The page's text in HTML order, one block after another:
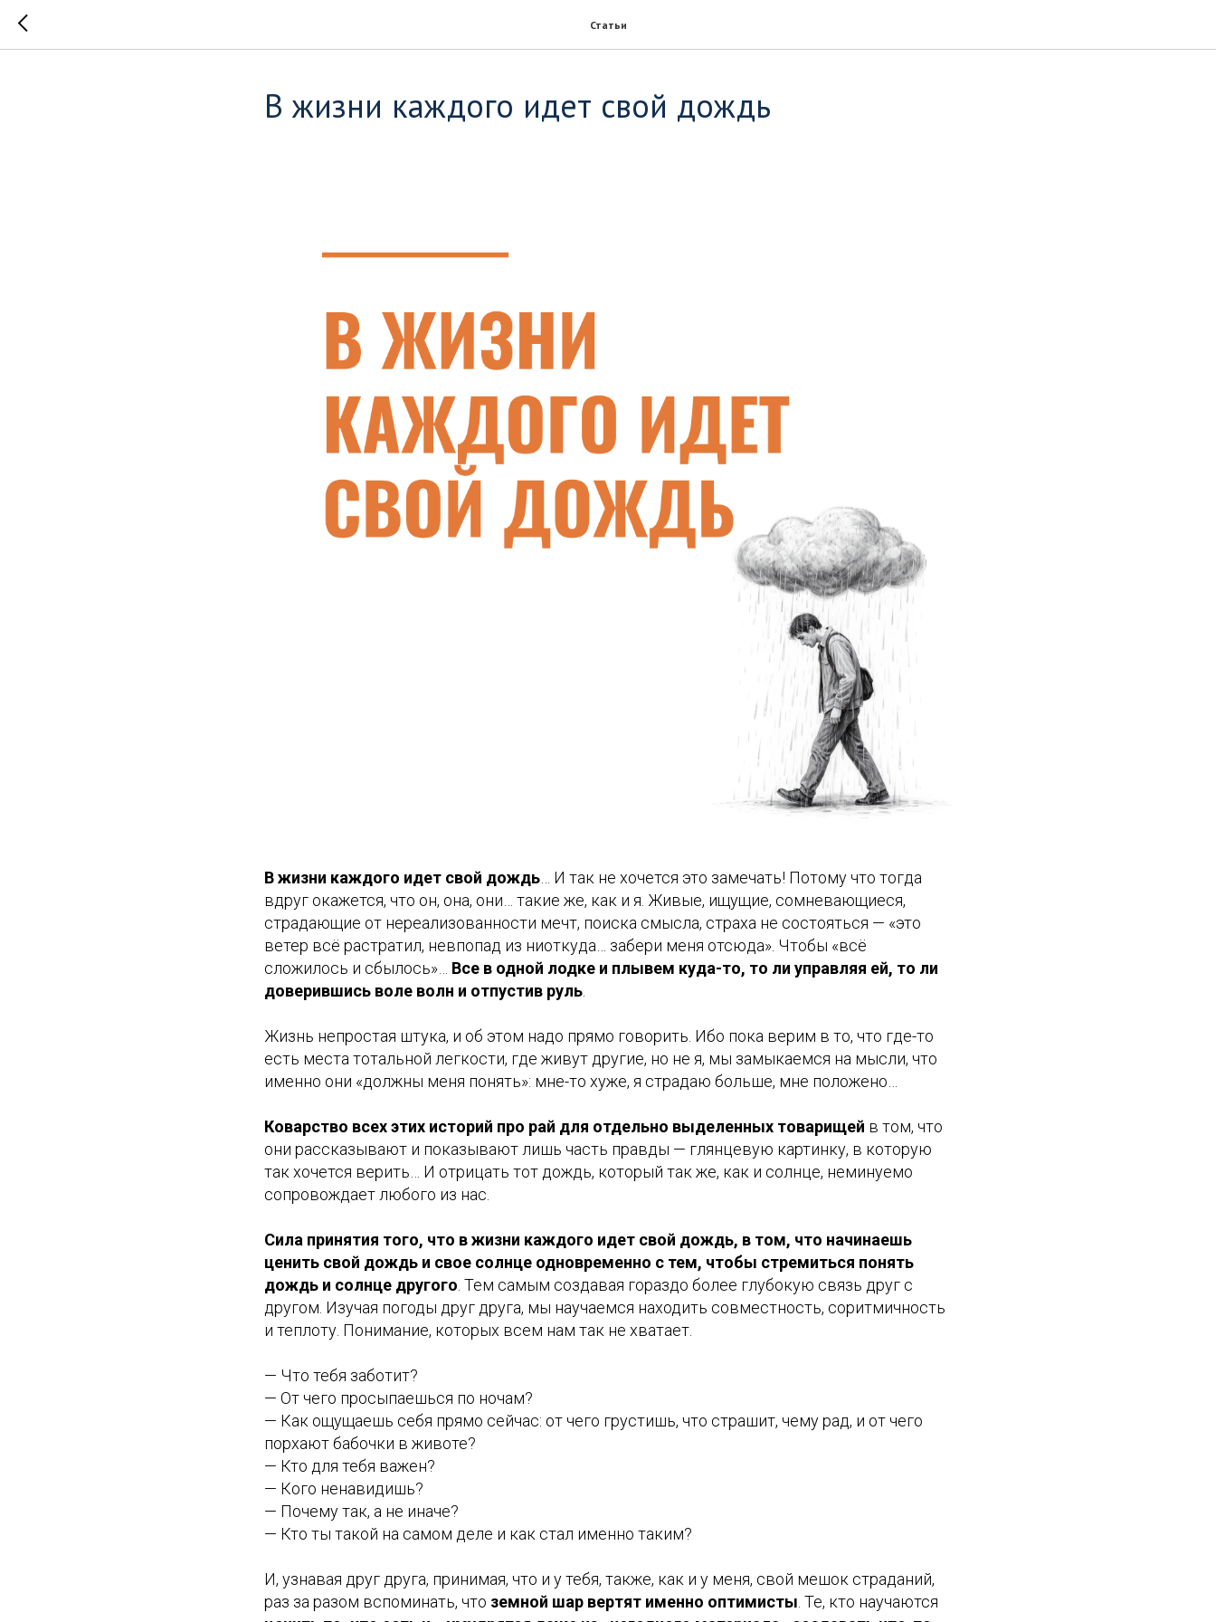
Статьи
В жизни каждого идет свой дождь
В жизни каждого идет свой дождь … И так не хочется это замечать! Потому что тогда
вдруг окажется, что он, она, они… такие же, как и я. Живые, ищущие, сомневающиеся,
страдающие от нереализованности мечт, поиска смысла, страха не состояться — «это
ветер всё растратил, невпопад из ниоткуда… забери меня отсюда». Чтобы «всё
сложилось и сбылось»… Все в одной лодке и плывем куда-то, то ли управляя ей, то ли
доверившись воле волн и отпустив руль
Жизнь непростая штука, и об этом надо прямо говорить. Ибо пока верим в то, что где-то
есть места тотальной легкости, где живут другие, но не я, мы замыкаемся на мысли, что
именно они «должны меня понять»: мне-то хуже, я страдаю больше, мне положено…
Коварство всех этих историй про рай для отдельно выделенных товарищей в том, что
они рассказывают и показывают лишь часть правды — глянцевую картинку, в которую
так хочется верить… И отрицать тот дождь, который так же, как и солнце, неминуемо
сопровождает любого из нас.
Сила принятия того, что в жизни каждого идет свой дождь, в том, что начинаешь
ценить свой дождь и свое солнце одновременно с тем, чтобы стремиться понять
дождь и солнце другого . Тем самым создавая гораздо более глубокую связь друг с
другом. Изучая погоды друг друга, мы научаемся находить совместность, соритмичность
и теплоту. Понимание, которых всем нам так не хватает.
— Что тебя заботит?
— От чего просыпаешься по ночам?
— Как ощущаешь себя прямо сейчас: от чего грустишь, что страшит, чему рад, и от чего
порхают бабочки в животе?
— Кто для тебя важен?
— Кого ненавидишь?
— Почему так, а не иначе?
— Кто ты такой на самом деле и как стал именно таким?
И, узнавая друг друга, принимая, что и у тебя, также, как и у меня, свой мешок страданий,
раз за разом вспоминать, что земной шар вертят именно оптимисты . Те, кто научаются